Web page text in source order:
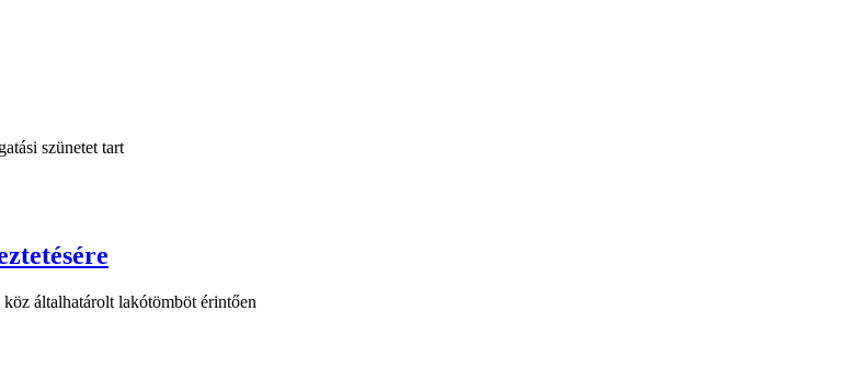
szünetet tart
általhatárolt lakótömböt érintően